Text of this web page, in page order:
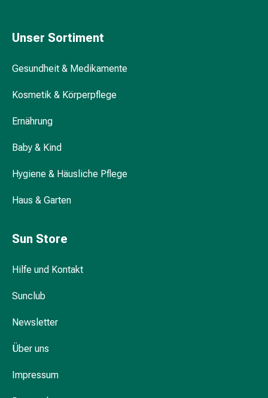
Haarkuren
Conditioner
Kämme
Öle
Intimpflege
Unser Sortiment
Gesundheit & Medikamente
Kosmetik & Körperpflege
Ernährung
Baby & Kind
Hygiene & Häusliche Pflege
Haus & Garten
Sun Store
Hilfe und Kontakt
Sunclub
Newsletter
Über uns
Impressum